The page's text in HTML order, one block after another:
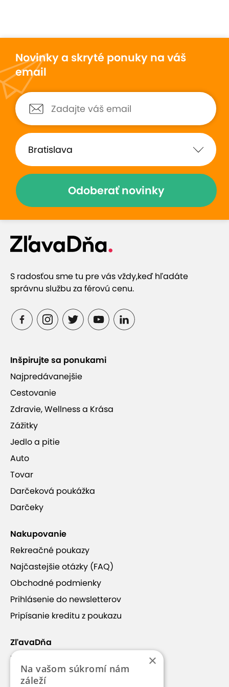
Novinky a skryté ponuky na váš
email
Odoberať novinky
S radosťou sme tu pre vás vždy,keď hľadáte
správnu službu za férovú cenu.
Inšpirujte sa ponukami
Najpredávanejšie
Cestovanie
Zdravie, Wellness a Krása
Zážitky
Jedlo a pitie
Auto
Tovar
Darčeková poukážka
Darčeky
Nakupovanie
Rekreačné poukazy
Najčastejšie otázky (FAQ)
Obchodné podmienky
Prihlásenie do newsletterov
Pripísanie kreditu z poukazu
ZľavaDňa
Náš príbeh
Kontakt
×
Na vašom súkromí nám
záleží